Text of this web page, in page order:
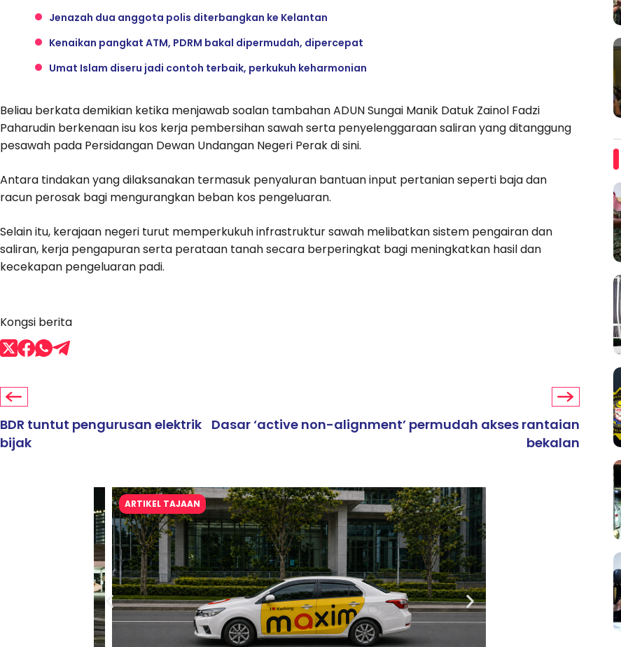
Jenazah dua anggota polis diterbangkan ke Kelantan
Kenaikan pangkat ATM, PDRM bakal dipermudah, dipercepat
Umat Islam diseru jadi contoh terbaik, perkukuh keharmonian
Beliau berkata demikian ketika menjawab soalan tambahan ADUN Sungai Manik Datuk Zainol Fadzi
Paharudin berkenaan isu kos kerja pembersihan sawah serta penyelenggaraan saliran yang ditanggung
pesawah pada Persidangan Dewan Undangan Negeri Perak di sini.
Antara tindakan yang dilaksanakan termasuk penyaluran bantuan input pertanian seperti baja dan
racun perosak bagi mengurangkan beban kos pengeluaran.
Selain itu, kerajaan negeri turut memperkukuh infrastruktur sawah melibatkan sistem pengairan dan
saliran, kerja pengapuran serta perataan tanah secara berperingkat bagi meningkatkan hasil dan
kecekapan pengeluaran padi.
Kongsi berita
BDR tuntut pengurusan elektrik
bijak
Dasar ‘active non-alignment’ permudah akses rantaian
bekalan
ARTIKEL TAJAAN